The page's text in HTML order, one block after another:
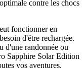
contre les chocs
fonctionner en
d'être rechargée.
d'une randonnée ou
Sapphire Solar Edition
vos aventures.